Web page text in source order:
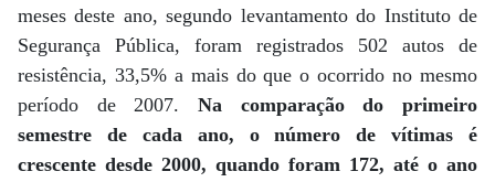
meses deste ano, segundo levantamento do Instituto de
Segurança Pública, foram registrados 502 autos de
resistência, 33,5% a mais do que o ocorrido no mesmo
período de 2007. Na comparação do primeiro
semestre de cada ano, o número de vítimas é
crescente desde 2000, quando foram 172, até o ano